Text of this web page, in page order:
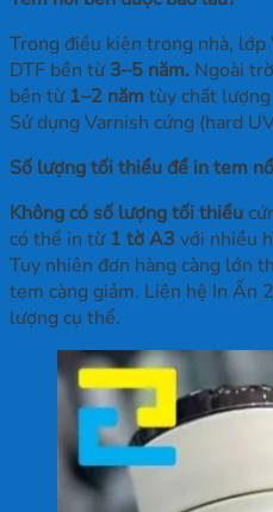
Trong điều kiện trong nhà,
DTF bền từ3–5 năm. Ngoài
bền từ 1–2 năm tùy chất
Sử dụng Varnish cứng (hard
Số lượng tối thiểu để in tem
Không có số lượng tối thiểu
có thể in từ 1 tờ A3 với nhiều
Tuy nhiên đơn hàng càng lớn
tem càng giảm. Liên hệ In Ấn
lượng cụ thể.